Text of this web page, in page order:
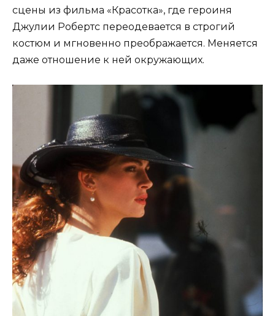
сцены из фильма «Красотка», где героиня
Джулии Робертс переодевается в строгий
костюм и мгновенно преображается. Меняется
даже отношение к ней окружающих.